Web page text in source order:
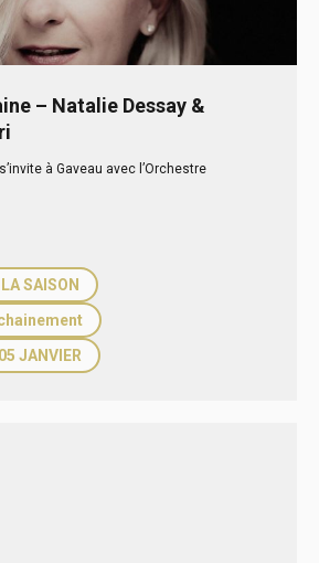
– Natalie Dessay &
à Gaveau avec l’Orchestre
SAISON
JANVIER